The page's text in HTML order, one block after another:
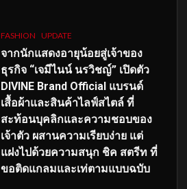
FASHION UPDATE
จากนักแสดงอายุน้อยสู่เจ้าของ
ธุรกิจ “เจมีไนน์ นรวิชญ์” เปิดตัว
DIVINE Brand Official แบรนด์
เสื้อผ้าและสินค้าไลฟ์สไตล์ ที่
สะท้อนบุคลิกและความชอบของ
เจ้าตัว ผสานความเรียบง่าย แต่
แฝงไปด้วยความสนุก ชิค สตรีท ที่
ขอติดแกลมและเท่ตามแบบฉบับ